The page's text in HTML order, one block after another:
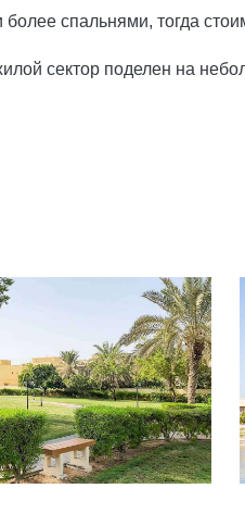
спальнями, тогда
сектор поделен на